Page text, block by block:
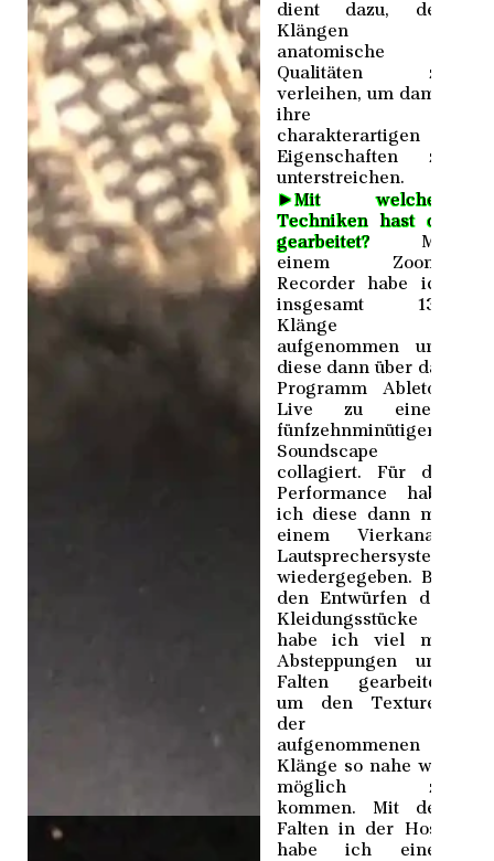
dient dazu, den
Klängen
anatomische
Qualitäten zu
verleihen, um damit
ihre
charakterartigen
Eigenschaften zu
unterstreichen.
►Mit welchen
Techniken hast du
gearbeitet? Mit
einem Zoom-
Recorder habe ich
insgesamt 130
Klänge
aufgenommen und
diese dann über das
Programm Ableton
Live zu einem
fünfzehnminütigen
Soundscape
collagiert. Für die
Performance habe
ich diese dann mit
einem Vierkanal-
Lautsprechersystem
wiedergegeben. Bei
den Entwürfen der
Kleidungsstücke
habe ich viel mit
Absteppungen und
Falten gearbeitet,
um den Texturen
der
aufgenommenen
Klänge so nahe wie
möglich zu
kommen. Mit den
Falten in der Hose
habe ich einen